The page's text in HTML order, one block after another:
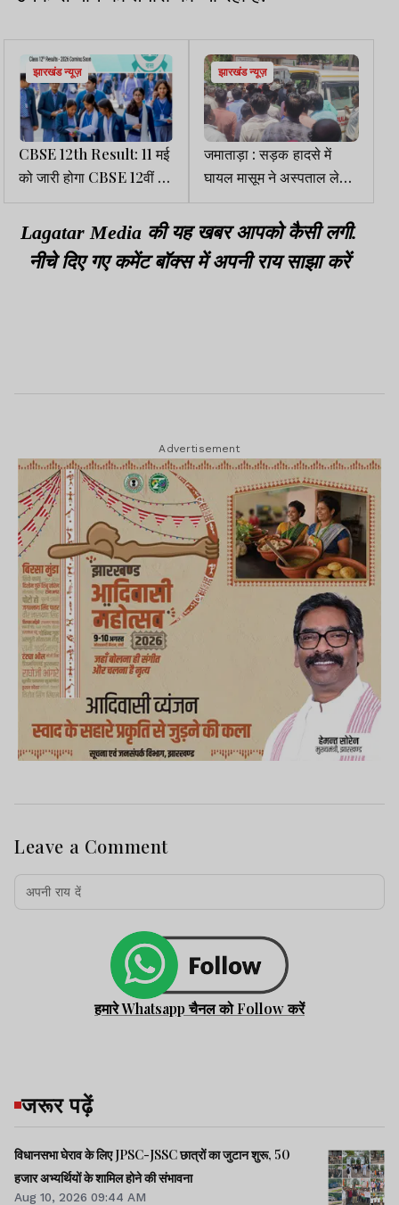
झारखंड न्यूज़
CBSE 12th Result: 11 मई
को जारी होगा CBSE 12वीं का
रिजल्ट
झारखंड न्यूज़
जमाताड़ा : सड़क हादसे में
घायल मासूम ने अस्पताल ले
जाते समय दम तोड़ा, परिवार में
मचा कोहराम
Lagatar Media की यह खबर आपको कैसी लगी.
नीचे दिए गए कमेंट बॉक्स में अपनी राय साझा करें
Advertisement
Leave a Comment
हमारे Whatsapp चैनल को Follow करें
जरूर पढ़ें
विधानसभा घेराव के लिए JPSC-JSSC छात्रों का जुटान शुरू, 50
हजार अभ्यर्थियों के शामिल होने की संभावना
Aug 10, 2026 09:44 AM